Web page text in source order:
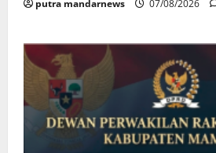
putra mandarnews 07/08/2026